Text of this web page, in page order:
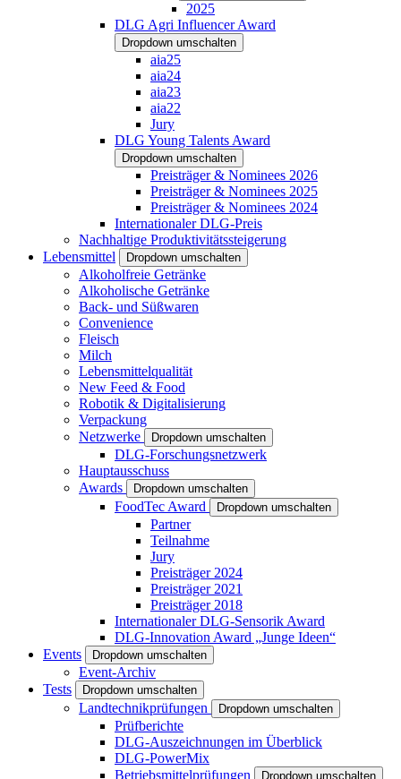
2025
DLG Agri Influencer Award
Dropdown umschalten
aia25
aia24
aia23
aia22
Jury
DLG Young Talents Award
Dropdown umschalten
Preisträger & Nominees 2026
Preisträger & Nominees 2025
Preisträger & Nominees 2024
Internationaler DLG-Preis
Nachhaltige Produktivitätssteigerung
Lebensmittel
Dropdown umschalten
Alkoholfreie Getränke
Alkoholische Getränke
Back- und Süßwaren
Convenience
Fleisch
Milch
Lebensmittelqualität
New Feed & Food
Robotik & Digitalisierung
Verpackung
Netzwerke
Dropdown umschalten
DLG-Forschungsnetzwerk
Hauptausschuss
Awards
Dropdown umschalten
FoodTec Award Dropdown umschalten
Partner
Teilnahme
Jury
Preisträger 2024
Preisträger 2021
Preisträger 2018
Internationaler DLG-Sensorik Award
DLG-Innovation Award „Junge Ideen“
Events
Dropdown umschalten
Event-Archiv
Tests
Dropdown umschalten
Landtechnikprüfungen Dropdown umschalten
Prüfberichte
DLG-Auszeichnungen im Überblick
DLG-PowerMix
Betriebsmittelprüfungen
Dropdown umschalten